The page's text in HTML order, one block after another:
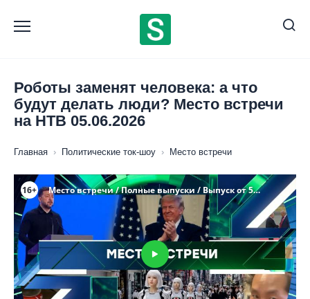
содержанию
Роботы заменят человека: а что
будут делать люди? Место встречи
на НТВ 05.06.2026
Главная › Политические ток-шоу › Место встречи